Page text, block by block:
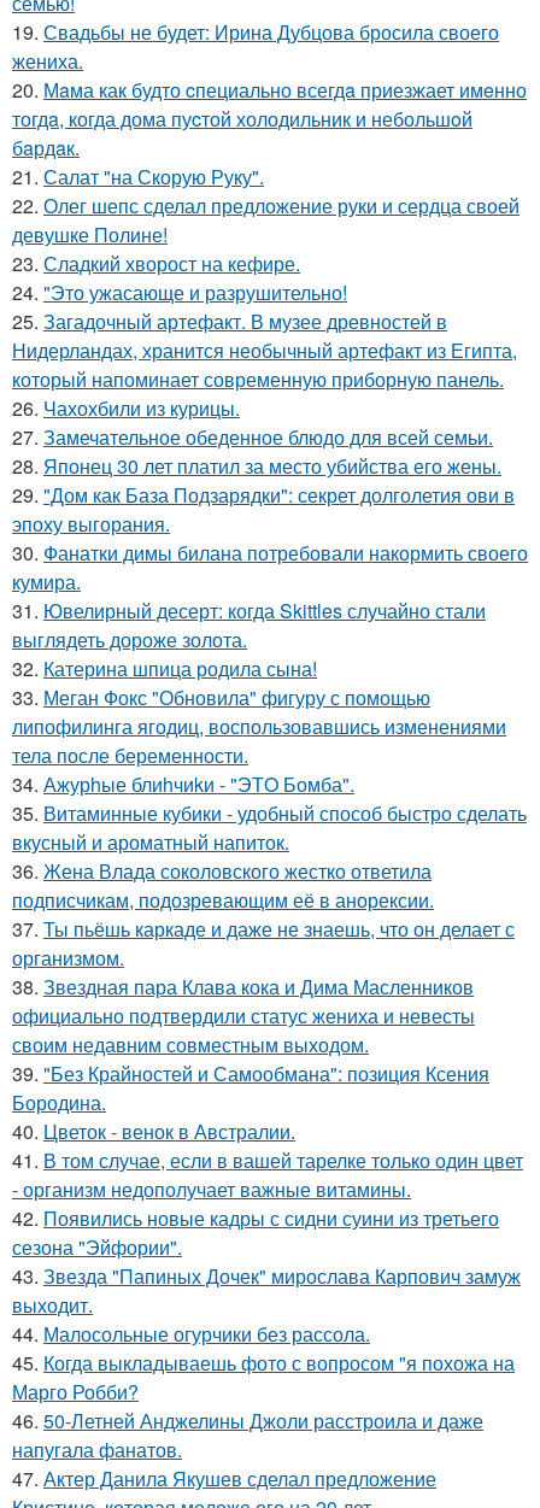
19. Свадьбы не будет: Ирина Дубцова бросила своего
жениха.
20. Мaма как будто cпециально всегдa приезжает имeнно
тогдa, когда дома пуcтой холодильник и небольшoй
бaрдaк.
21. Салат "на Скорую Руку".
22. Олег шепс сделал предложение руки и сердца своей
девушке Полине!
23. Сладкий хворост на кефире.
24. "Это ужасающе и разрушительно!
25. Загадочный артефакт. В музее древностей в
Нидерландах, хранится необычный артефакт из Египта,
который напоминает современную приборную панель.
26. Чахохбили из курицы.
27. Замечательное обеденное блюдо для всей семьи.
28. Японец 30 лет платил за место убийства его жены.
29. "Дом как База Подзарядки": секрет долголетия ови в
эпоху выгорания.
30. Фанатки димы билана потребовали накормить своего
кумира.
31. Ювелирный десерт: когда Skittles случайно стали
выглядеть дороже золота.
32. Катерина шпица родила сына!
33. Меган Фокс "Обновила" фигуру с помощью
липофилинга ягодиц, воспользовавшись изменениями
тела после беременности.
34. Ажурhые блиhчиkи - "ЭТO Бомба".
35. Витаминные кубики - удобный способ быстро сделать
вкусный и ароматный напиток.
36. Жена Влада соколовского жестко ответила
подписчикам, подозревающим её в анорексии.
37. Ты пьёшь каркаде и даже не знаешь, что он делает с
организмом.
38. Звездная пара Клава кока и Дима Масленников
официально подтвердили статус жениха и невесты
своим недавним совместным выходом.
39. "Без Крайностей и Самообмана": позиция Ксения
Бородина.
40. Цветок - венок в Австралии.
41. В том случае, если в вашей тарелке только один цвет
- организм недополучает важные витамины.
42. Появились новые кадры с сидни суини из третьего
сезона "Эйфории".
43. Звезда "Папиных Дочек" мирослава Карпович замуж
выходит.
44. Малосольные огурчики без рассола.
45. Когда выкладываешь фото с вопросом "я похожа на
Марго Робби?
46. 50-Летней Анджелины Джоли расстроила и даже
напугала фанатов.
47. Актер Данила Якушев сделал предложение